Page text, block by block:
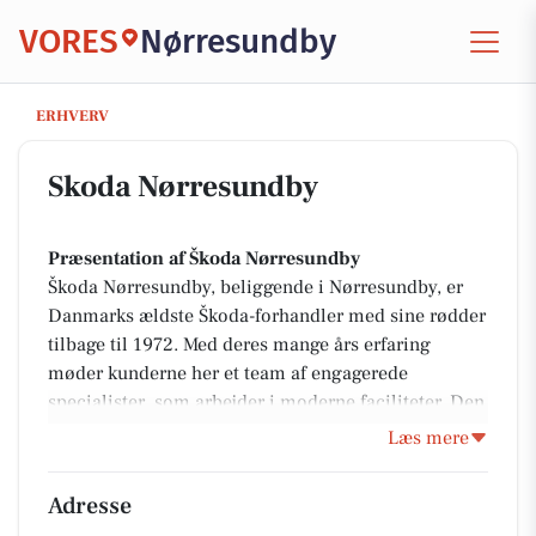
VORES Nørresundby
ERHVERV
Skoda Nørresundby
Skoda Nørresundby
Præsentation af Škoda Nørresundby
Škoda Nørresundby, beliggende i Nørresundby, er
Danmarks ældste Škoda-forhandler med sine rødder
tilbage til 1972. Med deres mange års erfaring
møder kunderne her et team af engagerede
specialister, som arbejder i moderne faciliteter. Den
kompromisløse kundeservice sikrer, at både bilkøb
stærke lokale engagement gør Škoda Nørresundby
Læs mere
Adresse